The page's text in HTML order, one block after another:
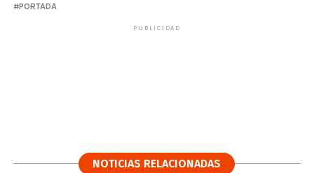
PORTADA
PUBLICIDAD
NOTICIAS RELACIONADAS